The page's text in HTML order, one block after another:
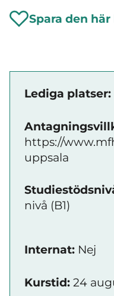
Spara den
Lediga platser:
https://
uppsala
nivå (B1)
Internat: Nej
Kurstid: 24